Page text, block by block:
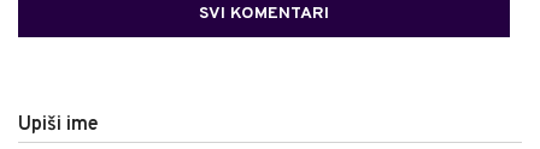
SVI KOMENTARI
Upiši ime